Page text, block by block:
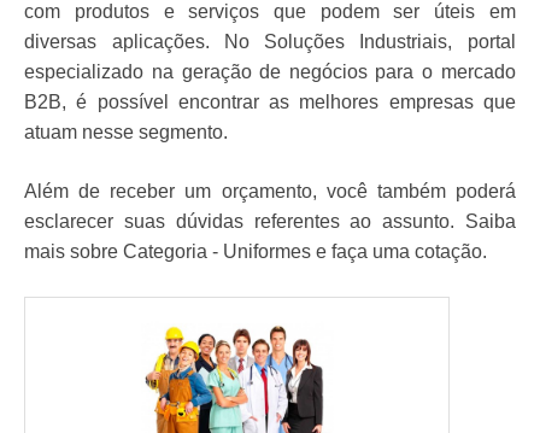
com produtos e serviços que podem ser úteis em
diversas aplicações. No Soluções Industriais, portal
especializado na geração de negócios para o mercado
B2B, é possível encontrar as melhores empresas que
atuam nesse segmento.
Além de receber um orçamento, você também poderá
esclarecer suas dúvidas referentes ao assunto. Saiba
mais sobre Categoria - Uniformes e faça uma cotação.